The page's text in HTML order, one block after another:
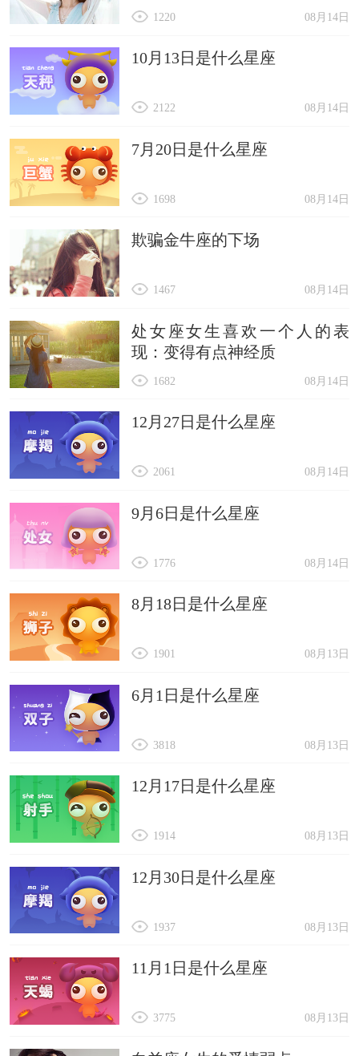
08月14日
1220
10月13日是什么星座
08月14日
2122
7月20日是什么星座
08月14日
1698
欺骗金牛座的下场
08月14日
1467
处女座女生喜欢一个人的表
现：变得有点神经质
08月14日
1682
12月27日是什么星座
08月14日
2061
9月6日是什么星座
08月14日
1776
8月18日是什么星座
08月13日
1901
6月1日是什么星座
08月13日
3818
12月17日是什么星座
08月13日
1914
12月30日是什么星座
08月13日
1937
11月1日是什么星座
08月13日
3775